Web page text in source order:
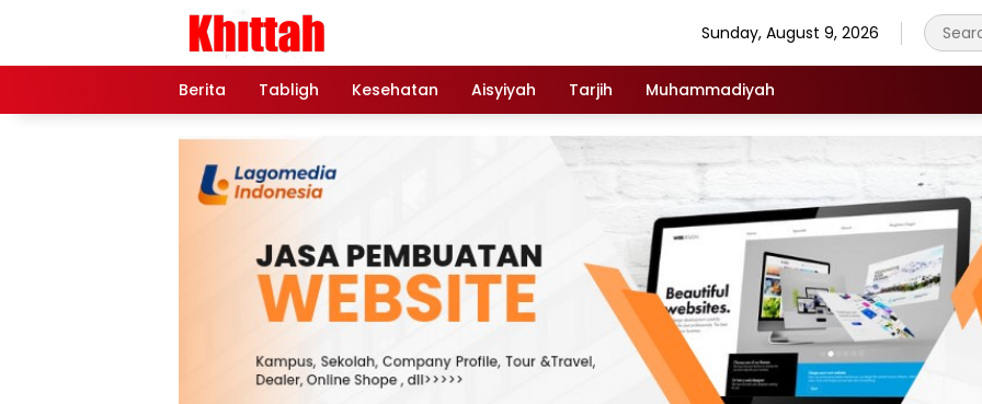
Sunday, August 9, 2026
Berita Tabligh Kesehatan Aisyiyah Tarjih Muhammadiyah